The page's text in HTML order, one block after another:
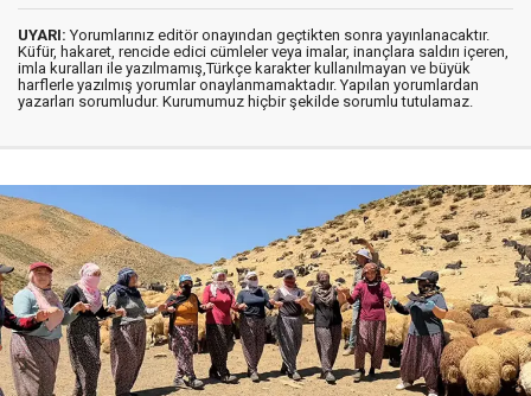
UYARI: Yorumlarınız editör onayından geçtikten sonra yayınlanacaktır.
Küfür, hakaret, rencide edici cümleler veya imalar, inançlara saldırı içeren,
imla kuralları ile yazılmamış,Türkçe karakter kullanılmayan ve büyük
harflerle yazılmış yorumlar onaylanmamaktadır. Yapılan yorumlardan
yazarları sorumludur. Kurumumuz hiçbir şekilde sorumlu tutulamaz.